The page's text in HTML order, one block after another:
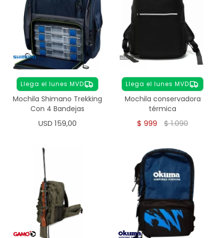
Llega el lunes MVD
Mochila Shimano Trekking
Con 4 Bandejas
USD 159,00
Llega el lunes MVD
Mochila conservadora
térmica
$ 999 $1.090